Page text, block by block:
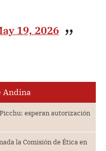
19, 2026
Andina
esperan autorización
la Comisión de Ética en